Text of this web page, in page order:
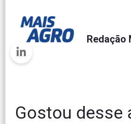
Redação
Gostou desse